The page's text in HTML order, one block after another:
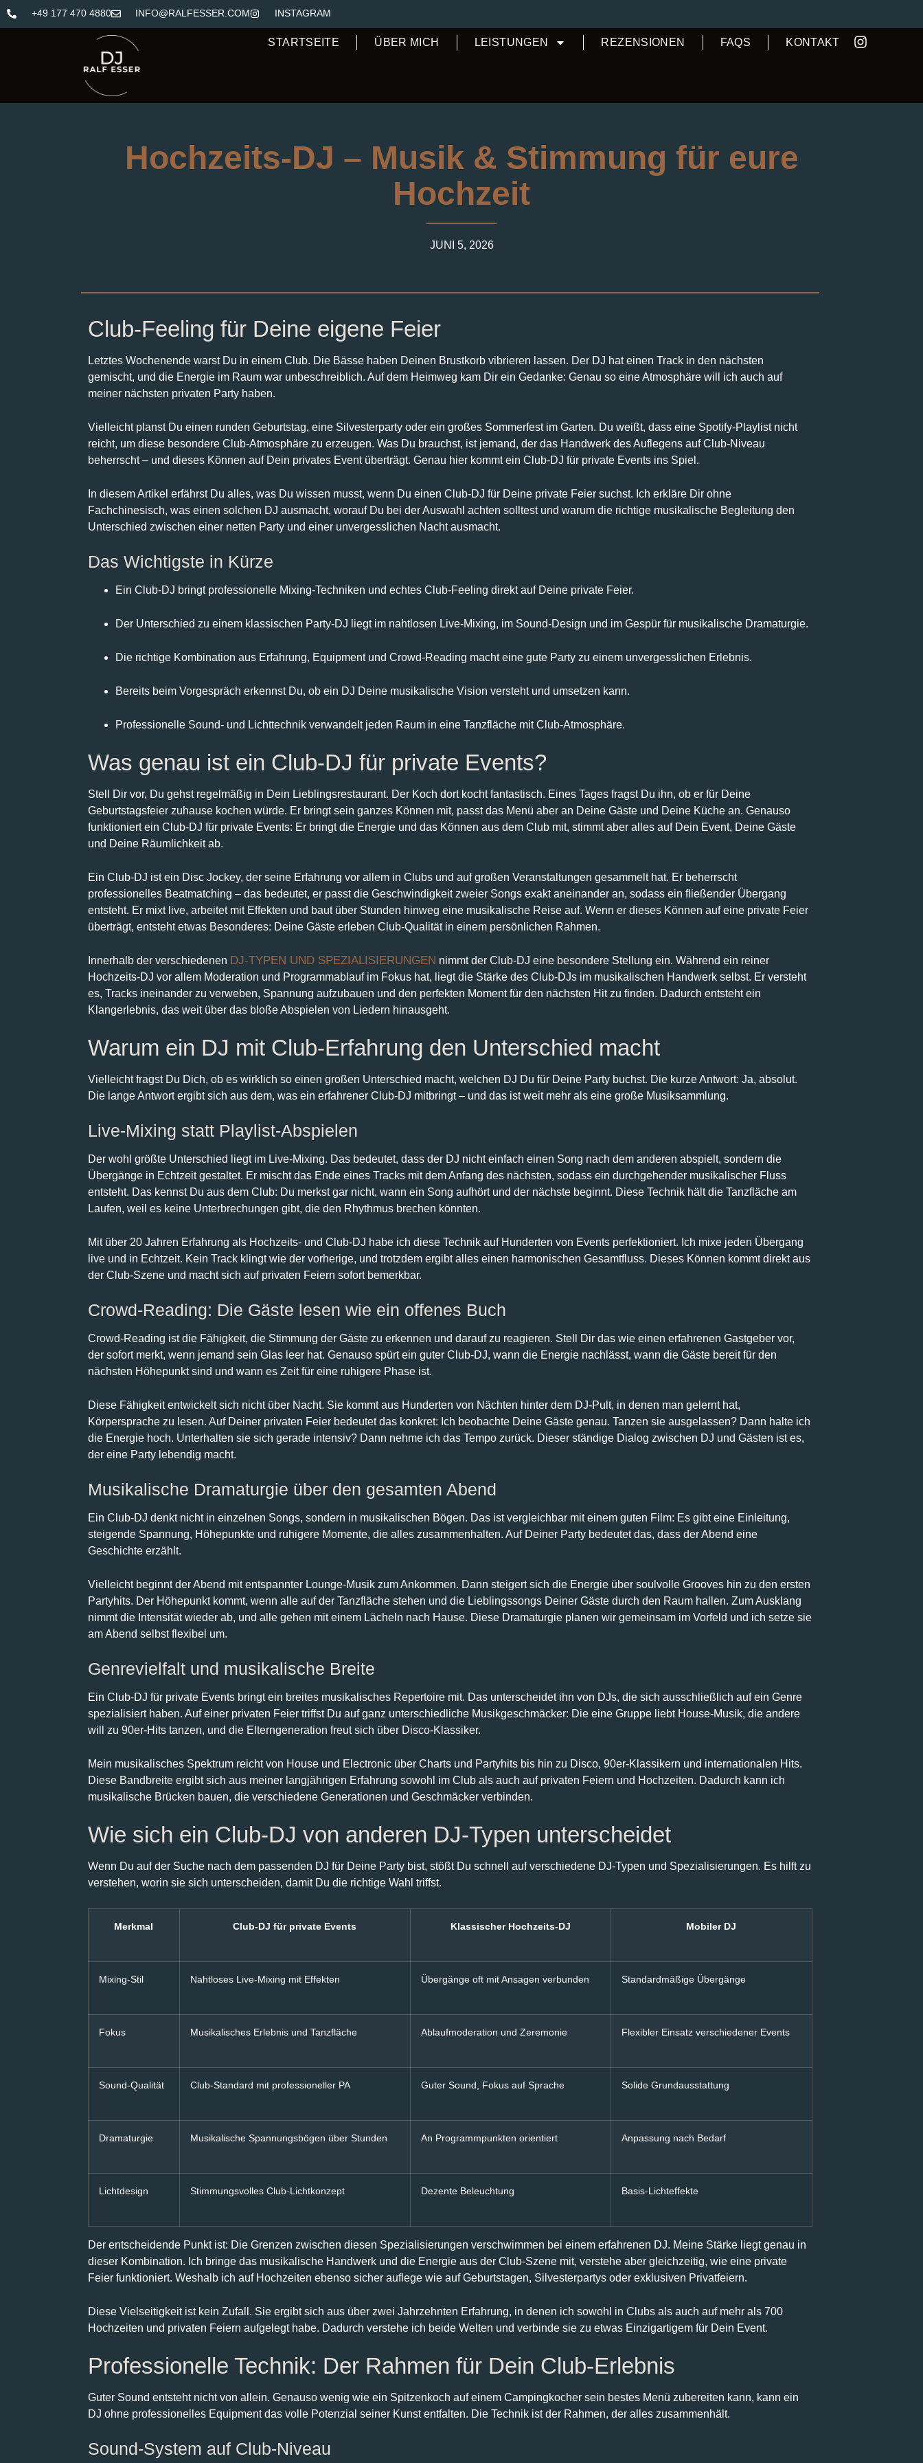
+49 177 470 4880 INFO@RALFESSER.COM INSTAGRAM
STARTSEITE ÜBER MICH LEISTUNGEN REZENSIONEN FAQS KONTAKT
Hochzeits-DJ – Musik & Stimmung für eure
Hochzeit
JUNI 5, 2026
Club-Feeling für Deine eigene Feier
Letztes Wochenende warst Du in einem Club. Die Bässe haben Deinen Brustkorb vibrieren lassen. Der DJ hat einen Track in den nächsten
gemischt, und die Energie im Raum war unbeschreiblich. Auf dem Heimweg kam Dir ein Gedanke: Genau so eine Atmosphäre will ich auch auf
meiner nächsten privaten Party haben.
Vielleicht planst Du einen runden Geburtstag, eine Silvesterparty oder ein großes Sommerfest im Garten. Du weißt, dass eine Spotify-Playlist nicht
reicht, um diese besondere Club-Atmosphäre zu erzeugen. Was Du brauchst, ist jemand, der das Handwerk des Auflegens auf Club-Niveau
beherrscht – und dieses Können auf Dein privates Event überträgt. Genau hier kommt ein Club-DJ für private Events ins Spiel.
In diesem Artikel erfährst Du alles, was Du wissen musst, wenn Du einen Club-DJ für Deine private Feier suchst. Ich erkläre Dir ohne
Fachchinesisch, was einen solchen DJ ausmacht, worauf Du bei der Auswahl achten solltest und warum die richtige musikalische Begleitung den
Unterschied zwischen einer netten Party und einer unvergesslichen Nacht ausmacht.
Das Wichtigste in Kürze
Ein Club-DJ bringt professionelle Mixing-Techniken und echtes Club-Feeling direkt auf Deine private Feier.
Der Unterschied zu einem klassischen Party-DJ liegt im nahtlosen Live-Mixing, im Sound-Design und im Gespür für musikalische Dramaturgie.
Die richtige Kombination aus Erfahrung, Equipment und Crowd-Reading macht eine gute Party zu einem unvergesslichen Erlebnis.
Bereits beim Vorgespräch erkennst Du, ob ein DJ Deine musikalische Vision versteht und umsetzen kann.
Professionelle Sound- und Lichttechnik verwandelt jeden Raum in eine Tanzfläche mit Club-Atmosphäre.
Was genau ist ein Club-DJ für private Events?
Stell Dir vor, Du gehst regelmäßig in Dein Lieblingsrestaurant. Der Koch dort kocht fantastisch. Eines Tages fragst Du ihn, ob er für Deine
Geburtstagsfeier zuhause kochen würde. Er bringt sein ganzes Können mit, passt das Menü aber an Deine Gäste und Deine Küche an. Genauso
funktioniert ein Club-DJ für private Events: Er bringt die Energie und das Können aus dem Club mit, stimmt aber alles auf Dein Event, Deine Gäste
und Deine Räumlichkeit ab.
Ein Club-DJ ist ein Disc Jockey, der seine Erfahrung vor allem in Clubs und auf großen Veranstaltungen gesammelt hat. Er beherrscht
professionelles Beatmatching – das bedeutet, er passt die Geschwindigkeit zweier Songs exakt aneinander an, sodass ein fließender Übergang
entsteht. Er mixt live, arbeitet mit Effekten und baut über Stunden hinweg eine musikalische Reise auf. Wenn er dieses Können auf eine private Feier
überträgt, entsteht etwas Besonderes: Deine Gäste erleben Club-Qualität in einem persönlichen Rahmen.
Innerhalb der verschiedenen DJ-TYPEN UND SPEZIALISIERUNGEN nimmt der Club-DJ eine besondere Stellung ein. Während ein reiner
Hochzeits-DJ vor allem Moderation und Programmablauf im Fokus hat, liegt die Stärke des Club-DJs im musikalischen Handwerk selbst. Er versteht
es, Tracks ineinander zu verweben, Spannung aufzubauen und den perfekten Moment für den nächsten Hit zu finden. Dadurch entsteht ein
Klangerlebnis, das weit über das bloße Abspielen von Liedern hinausgeht.
Warum ein DJ mit Club-Erfahrung den Unterschied macht
Vielleicht fragst Du Dich, ob es wirklich so einen großen Unterschied macht, welchen DJ Du für Deine Party buchst. Die kurze Antwort: Ja, absolut.
Die lange Antwort ergibt sich aus dem, was ein erfahrener Club-DJ mitbringt – und das ist weit mehr als eine große Musiksammlung.
Live-Mixing statt Playlist-Abspielen
Der wohl größte Unterschied liegt im Live-Mixing. Das bedeutet, dass der DJ nicht einfach einen Song nach dem anderen abspielt, sondern die
Übergänge in Echtzeit gestaltet. Er mischt das Ende eines Tracks mit dem Anfang des nächsten, sodass ein durchgehender musikalischer Fluss
entsteht. Das kennst Du aus dem Club: Du merkst gar nicht, wann ein Song aufhört und der nächste beginnt. Diese Technik hält die Tanzfläche am
Laufen, weil es keine Unterbrechungen gibt, die den Rhythmus brechen könnten.
Mit über 20 Jahren Erfahrung als Hochzeits- und Club-DJ habe ich diese Technik auf Hunderten von Events perfektioniert. Ich mixe jeden Übergang
live und in Echtzeit. Kein Track klingt wie der vorherige, und trotzdem ergibt alles einen harmonischen Gesamtfluss. Dieses Können kommt direkt aus
der Club-Szene und macht sich auf privaten Feiern sofort bemerkbar.
Crowd-Reading: Die Gäste lesen wie ein offenes Buch
Crowd-Reading ist die Fähigkeit, die Stimmung der Gäste zu erkennen und darauf zu reagieren. Stell Dir das wie einen erfahrenen Gastgeber vor,
der sofort merkt, wenn jemand sein Glas leer hat. Genauso spürt ein guter Club-DJ, wann die Energie nachlässt, wann die Gäste bereit für den
nächsten Höhepunkt sind und wann es Zeit für eine ruhigere Phase ist.
Diese Fähigkeit entwickelt sich nicht über Nacht. Sie kommt aus Hunderten von Nächten hinter dem DJ-Pult, in denen man gelernt hat,
Körpersprache zu lesen. Auf Deiner privaten Feier bedeutet das konkret: Ich beobachte Deine Gäste genau. Tanzen sie ausgelassen? Dann halte ich
die Energie hoch. Unterhalten sie sich gerade intensiv? Dann nehme ich das Tempo zurück. Dieser ständige Dialog zwischen DJ und Gästen ist es,
der eine Party lebendig macht.
Musikalische Dramaturgie über den gesamten Abend
Ein Club-DJ denkt nicht in einzelnen Songs, sondern in musikalischen Bögen. Das ist vergleichbar mit einem guten Film: Es gibt eine Einleitung,
steigende Spannung, Höhepunkte und ruhigere Momente, die alles zusammenhalten. Auf Deiner Party bedeutet das, dass der Abend eine
Geschichte erzählt.
Vielleicht beginnt der Abend mit entspannter Lounge-Musik zum Ankommen. Dann steigert sich die Energie über soulvolle Grooves hin zu den ersten
Partyhits. Der Höhepunkt kommt, wenn alle auf der Tanzfläche stehen und die Lieblingssongs Deiner Gäste durch den Raum hallen. Zum Ausklang
nimmt die Intensität wieder ab, und alle gehen mit einem Lächeln nach Hause. Diese Dramaturgie planen wir gemeinsam im Vorfeld und ich setze sie
am Abend selbst flexibel um.
Genrevielfalt und musikalische Breite
Ein Club-DJ für private Events bringt ein breites musikalisches Repertoire mit. Das unterscheidet ihn von DJs, die sich ausschließlich auf ein Genre
spezialisiert haben. Auf einer privaten Feier triffst Du auf ganz unterschiedliche Musikgeschmäcker: Die eine Gruppe liebt House-Musik, die andere
will zu 90er-Hits tanzen, und die Elterngeneration freut sich über Disco-Klassiker.
Mein musikalisches Spektrum reicht von House und Electronic über Charts und Partyhits bis hin zu Disco, 90er-Klassikern und internationalen Hits.
Diese Bandbreite ergibt sich aus meiner langjährigen Erfahrung sowohl im Club als auch auf privaten Feiern und Hochzeiten. Dadurch kann ich
musikalische Brücken bauen, die verschiedene Generationen und Geschmäcker verbinden.
Wie sich ein Club-DJ von anderen DJ-Typen unterscheidet
Wenn Du auf der Suche nach dem passenden DJ für Deine Party bist, stößt Du schnell auf verschiedene DJ-Typen und Spezialisierungen. Es hilft zu
verstehen, worin sie sich unterscheiden, damit Du die richtige Wahl triffst.
Merkmal Club-DJ für private Events Klassischer Hochzeits-DJ Mobiler DJ
Mixing-Stil Nahtloses Live-Mixing mit Effekten Übergänge oft mit Ansagen verbunden Standardmäßige Übergänge
Fokus Musikalisches Erlebnis und Tanzfläche Ablaufmoderation und Zeremonie Flexibler Einsatz verschiedener Events
Sound-Qualität Club-Standard mit professioneller PA Guter Sound, Fokus auf Sprache Solide Grundausstattung
Dramaturgie Musikalische Spannungsbögen über Stunden An Programmpunkten orientiert Anpassung nach Bedarf
Lichtdesign Stimmungsvolles Club-Lichtkonzept Dezente Beleuchtung Basis-Lichteffekte
Der entscheidende Punkt ist: Die Grenzen zwischen diesen Spezialisierungen verschwimmen bei einem erfahrenen DJ. Meine Stärke liegt genau in
dieser Kombination. Ich bringe das musikalische Handwerk und die Energie aus der Club-Szene mit, verstehe aber gleichzeitig, wie eine private
Feier funktioniert. Weshalb ich auf Hochzeiten ebenso sicher auflege wie auf Geburtstagen, Silvesterpartys oder exklusiven Privatfeiern.
Diese Vielseitigkeit ist kein Zufall. Sie ergibt sich aus über zwei Jahrzehnten Erfahrung, in denen ich sowohl in Clubs als auch auf mehr als 700
Hochzeiten und privaten Feiern aufgelegt habe. Dadurch verstehe ich beide Welten und verbinde sie zu etwas Einzigartigem für Dein Event.
Professionelle Technik: Der Rahmen für Dein Club-Erlebnis
Guter Sound entsteht nicht von allein. Genauso wenig wie ein Spitzenkoch auf einem Campingkocher sein bestes Menü zubereiten kann, kann ein
DJ ohne professionelles Equipment das volle Potenzial seiner Kunst entfalten. Die Technik ist der Rahmen, der alles zusammenhält.
Sound-System auf Club-Niveau